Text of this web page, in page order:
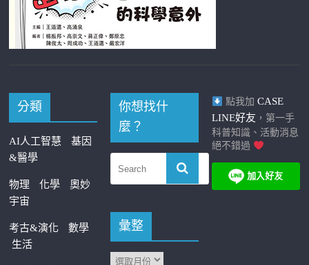
分類
AI人工智慧
基因
&醫學
物理 化學
奧妙
宇宙
考古&演化
數學
生活
你想找什
麼？
彙整
點我加 CASE
LINE好友 ，第一手
科普知識、活動消息
絕不錯過